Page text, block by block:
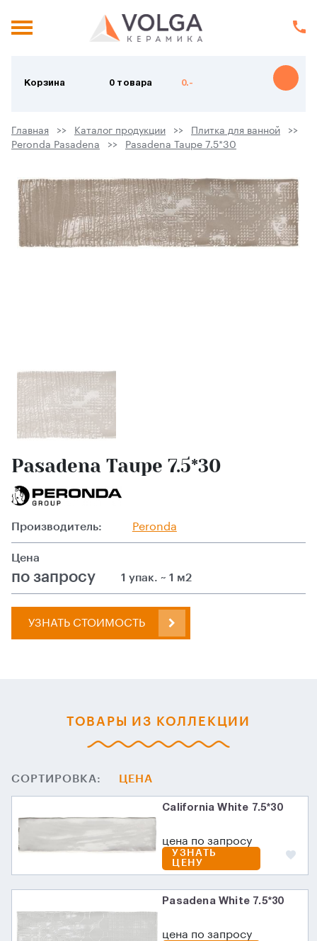
Корзина 0 товара 0.-
Главная Каталог продукции
Плитка для ванной
Peronda Pasadena
Pasadena Taupe 7.5*30
Pasadena Taupe 7.5*30
Производитель: Peronda
Цена
по запросу 1 упак. ~ 1 м2
УЗНАТЬ СТОИМОСТЬ
ТОВАРЫ ИЗ КОЛЛЕКЦИИ
СОРТИРОВКА: ЦЕНА
California White 7.5*30
цена по запросу
УЗНАТЬ
ЦЕНУ
Pasadena White 7.5*30
цена по запросу